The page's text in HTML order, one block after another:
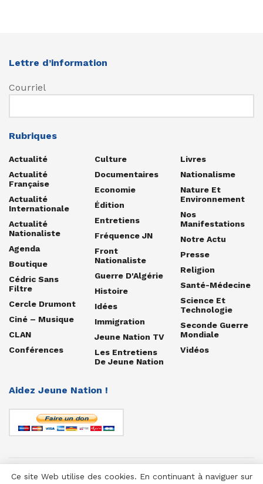
Lettre d’information
Courriel
Rubriques
Actualité
Actualité
Française
Actualité
Internationale
Actualité
Nationaliste
Agenda
Boutique
Cédric Sans
Filtre
Cercle Drumont
Ciné – Musique
CLAN
Conférences
Culture
Documentaires
Economie
Édition
Entretiens
Fréquence JN
Front
Nationaliste
Guerre D'Algérie
Histoire
Idées
Immigration
Jeune Nation TV
Les Entretiens
De Jeune Nation
Livres
Nationalisme
Nature Et
Environnement
Nos
Manifestations
Notre Actu
Presse
Religion
Santé-Médecine
Science Et
Technologie
Seconde Guerre
Mondiale
Vidéos
Aidez Jeune Nation !
Ce site Web utilise des cookies. En continuant à naviguer sur